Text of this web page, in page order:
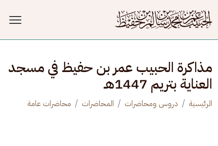
مذاكرة الحبيب عمر بن حفيظ في مسجد
العناية بتريم 1447هـ
الرئيسية دروس ومحاضرات المحاضرات محاضرات عامة